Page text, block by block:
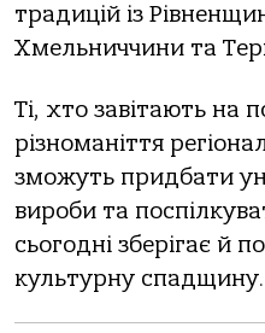
традицій із
Хмельниччини та
Ті, хто завітають на
різноманіття
зможуть придбати
вироби та
сьогодні зберігає й
культурну спадщину.